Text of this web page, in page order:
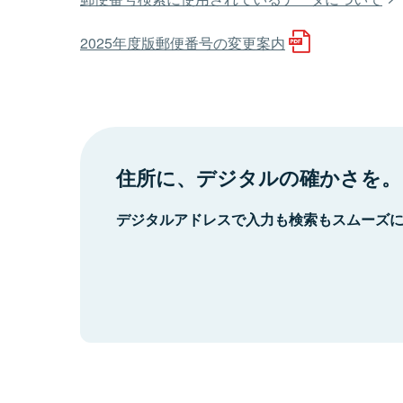
2025年度版郵便番号の変更案内
住所に、デジタルの確かさを。
デジタルアドレスで入力も検索もスムーズ